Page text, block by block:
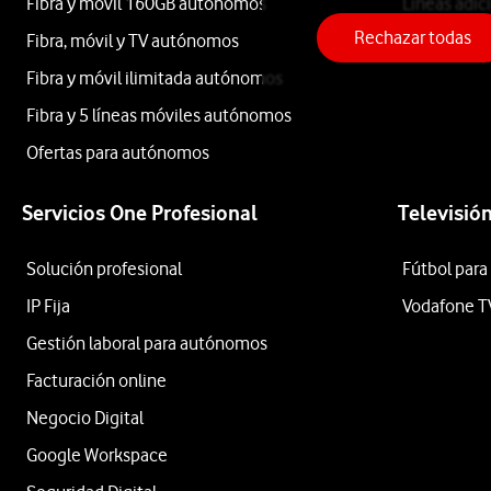
Apple
Samsung
Xiaomi
Etiqueta
Lo
último
en
precio.
nuestra
tienda
online
podrás
todos
modelos
móviles,
dispositivos
Xiaomi
Fibra, móvil y TV autónomos
Fibra y móvil ilimitada autónomos
Fibra y 5 líneas móviles autónomos
Ofertas para autónomos
Roaming
Servicios One Profesional
Solución profesional
IP Fija
Gestión laboral para autónomos
Facturación online
Negocio Digital
Google Workspace
Televisión
Fútbol
Vodafone
Rechazar todas